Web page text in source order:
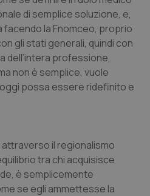
di semplice soluzione, e,
la Fnomceo, proprio
gli stati generali, quindi con
dell’intera professione,
non è semplice, vuole
possa essere ridefinito e
attraverso il regionalismo
tra chi acquisisce
è semplicemente
se egli ammettesse la
.youtube.com
5 mesi 4
settimane